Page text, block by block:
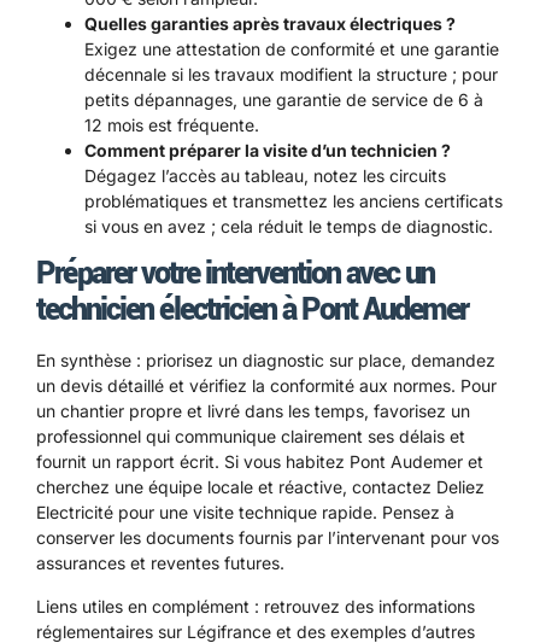
Quelles garanties après travaux électriques ?
Exigez une attestation de conformité et une garantie
décennale si les travaux modifient la structure ; pour
petits dépannages, une garantie de service de 6 à
12 mois est fréquente.
Comment préparer la visite d’un technicien ?
Dégagez l’accès au tableau, notez les circuits
problématiques et transmettez les anciens certificats
si vous en avez ; cela réduit le temps de diagnostic.
Préparer votre intervention avec un
technicien électricien à Pont Audemer
En synthèse : priorisez un diagnostic sur place, demandez
un devis détaillé et vérifiez la conformité aux normes. Pour
un chantier propre et livré dans les temps, favorisez un
professionnel qui communique clairement ses délais et
fournit un rapport écrit. Si vous habitez Pont Audemer et
cherchez une équipe locale et réactive, contactez Deliez
Electricité pour une visite technique rapide. Pensez à
conserver les documents fournis par l’intervenant pour vos
assurances et reventes futures.
Liens utiles en complément : retrouvez des informations
réglementaires sur Légifrance et des exemples d’autres